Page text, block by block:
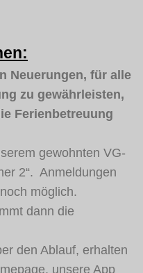
Neuerungen, für alle
zu gewährleisten,
Ferienbetreuung
gewohnten VG-
2“. Anmeldungen
möglich.
dann die
den Ablauf, erhalten
unsere App